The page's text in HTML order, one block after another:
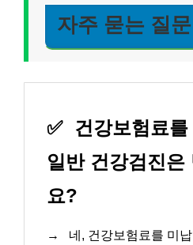
자주 묻는 질문
✅
건강보험료
일반 건강검진은
요?
→
네, 건강보험료를 미